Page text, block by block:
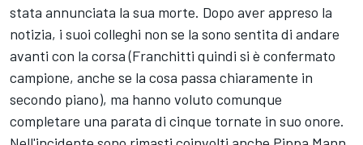
stata annunciata la sua morte. Dopo aver appreso la
notizia, i suoi colleghi non se la sono sentita di andare
avanti con la corsa (Franchitti quindi si è confermato
campione, anche se la cosa passa chiaramente in
secondo piano), ma hanno voluto comunque
completare una parata di cinque tornate in suo onore.